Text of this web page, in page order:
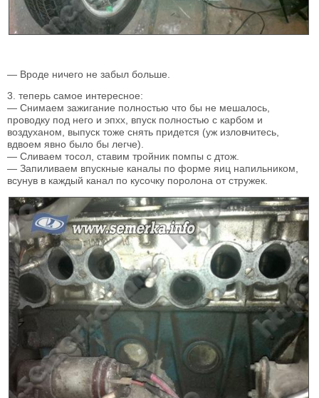
— Вроде ничего не забыл больше.
3. теперь самое интересное:
— Снимаем зажигание полностью что бы не мешалось,
проводку под него и эпхх, впуск полностью с карбом и
воздуханом, выпуск тоже снять придется (уж изловчитесь,
вдвоем явно было бы легче).
— Сливаем тосол, ставим тройник помпы с дтож.
— Запиливаем впускные каналы по форме яиц напильником,
всунув в каждый канал по кусочку поролона от стружек.